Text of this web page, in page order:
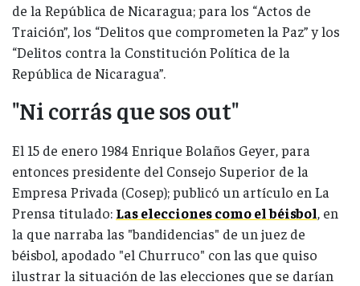
de la República de Nicaragua; para los “Actos de
Traición”, los “Delitos que comprometen la Paz” y los
“Delitos contra la Constitución Política de la
República de Nicaragua”.
"Ni corrás que sos out"
El 15 de enero 1984 Enrique Bolaños Geyer, para
entonces presidente del Consejo Superior de la
Empresa Privada (Cosep); publicó un artículo en La
Prensa titulado: Las elecciones como el béisbol, en
la que narraba las "bandidencias" de un juez de
béisbol, apodado "el Churruco" con las que quiso
ilustrar la situación de las elecciones que se darían